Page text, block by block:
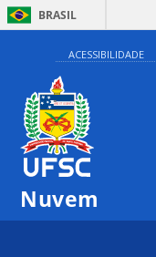
BRASIL
ACESSIBILIDADE
Nuvem